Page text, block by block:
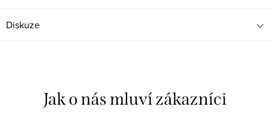
Diskuze